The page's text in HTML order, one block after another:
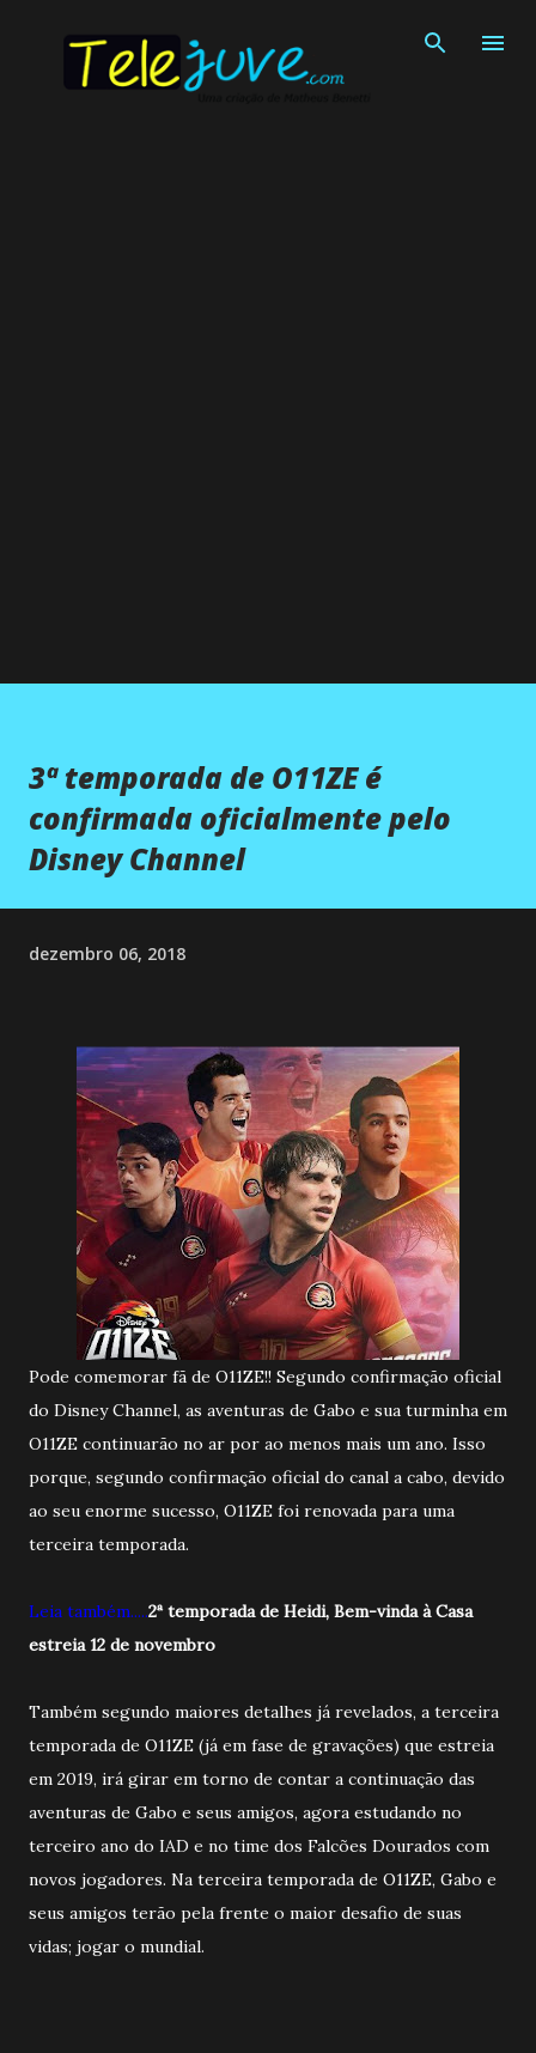
3ª temporada de O11ZE é
confirmada oficialmente pelo
Disney Channel
dezembro 06, 2018
Pode comemorar fã de O11ZE!! Segundo confirmação oficial
do Disney Channel, as aventuras de Gabo e sua turminha em
O11ZE continuarão no ar por ao menos mais um ano. Isso
porque, segundo confirmação oficial do canal a cabo, devido
ao seu enorme sucesso, O11ZE foi renovada para uma
terceira temporada.
Leia também.....2ª temporada de Heidi, Bem-vinda à Casa
estreia 12 de novembro
Também segundo maiores detalhes já revelados, a terceira
temporada de O11ZE (já em fase de gravações) que estreia
em 2019, irá girar em torno de contar a continuação das
aventuras de Gabo e seus amigos, agora estudando no
terceiro ano do IAD e no time dos Falcões Dourados com
novos jogadores. Na terceira temporada de O11ZE, Gabo e
seus amigos terão pela frente o maior desafio de suas
vidas; jogar o mundial.